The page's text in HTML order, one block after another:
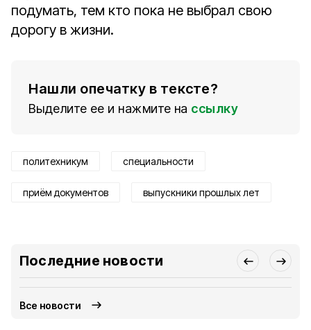
подумать, тем кто пока не выбрал свою
дорогу в жизни.
Нашли опечатку в тексте?
Выделите ее и нажмите на ссылку
политехникум специальности
приём документов выпускники прошлых лет
Последние новости
Все новости